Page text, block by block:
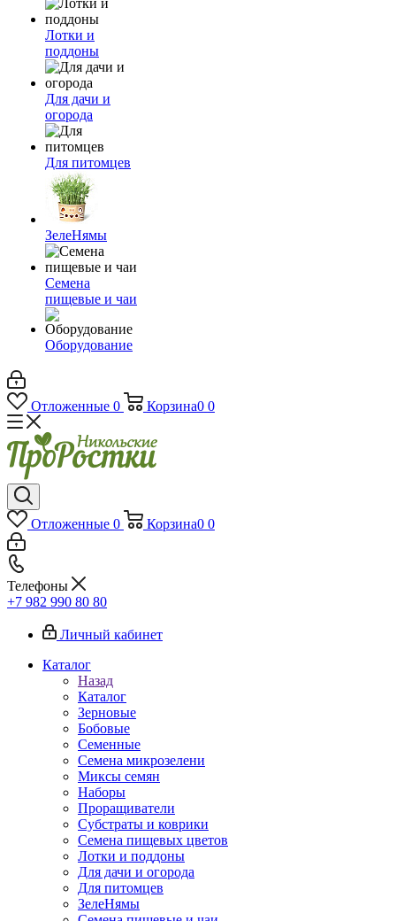
Лотки и
поддоны
Для дачи и
огорода
Для питомцев
ЗелеНямы
Семена
пищевые и чаи
Оборудование
Отложенные 0 Корзина0 0
Отложенные 0 Корзина0 0
Телефоны
+7 982 990 80 80
Личный кабинет
Каталог
Назад
Каталог
Зерновые
Бобовые
Семенные
Семена микрозелени
Миксы семян
Наборы
Проращиватели
Субстраты и коврики
Семена пищевых цветов
Лотки и поддоны
Для дачи и огорода
Для питомцев
ЗелеНямы